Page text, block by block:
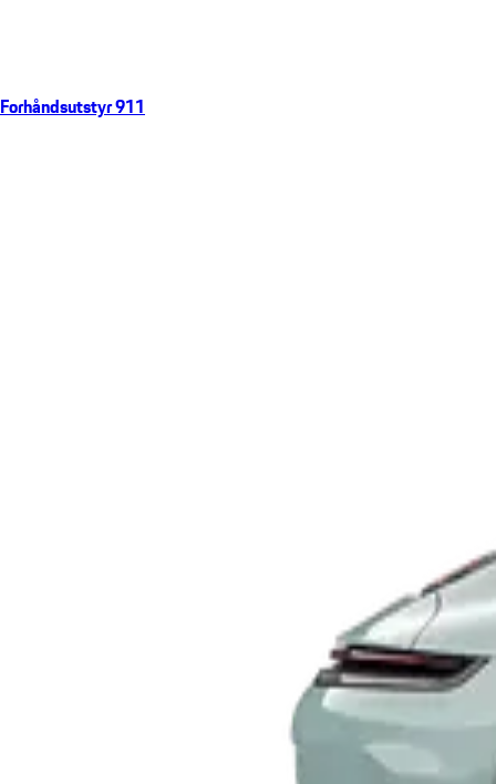
Forhåndsutstyr 911